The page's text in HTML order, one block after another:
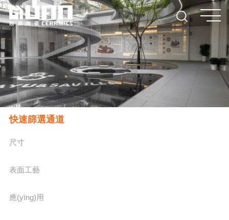
快速篩選通道
尺寸
表面工藝
應(yīng)用